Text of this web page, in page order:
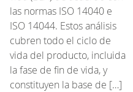
las normas ISO 14040 e
ISO 14044. Estos análisis
cubren todo el ciclo de
vida del producto, incluida
la fase de fin de vida, y
constituyen la base de […]